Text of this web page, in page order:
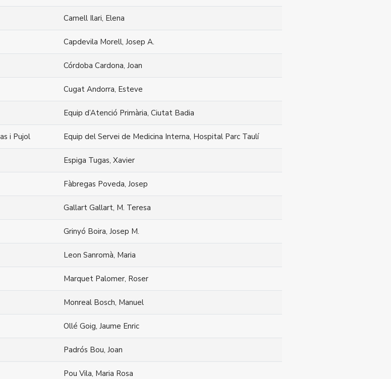
Camell Ilari, Elena
Capdevila Morell, Josep A.
Córdoba Cardona, Joan
Cugat Andorra, Esteve
Equip d’Atenció Primària, Ciutat Badia
i Pujol Equip del Servei de Medicina Interna, Hospital Parc Taulí
Espiga Tugas, Xavier
Fàbregas Poveda, Josep
Gallart Gallart, M. Teresa
Grinyó Boira, Josep M.
Leon Sanromà, Maria
Marquet Palomer, Roser
Monreal Bosch, Manuel
Ollé Goig, Jaume Enric
Padrós Bou, Joan
Pou Vila, Maria Rosa